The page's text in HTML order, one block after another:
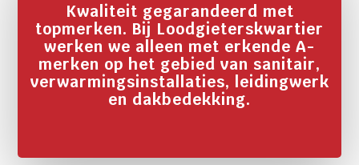
Kwaliteit gegarandeerd met
topmerken. Bij Loodgieterskwartier
werken we alleen met erkende A-
merken op het gebied van sanitair,
verwarmingsinstallaties, leidingwerk
en dakbedekking.